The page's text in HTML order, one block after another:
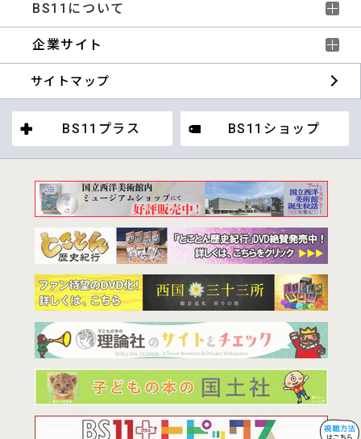
BS11について
企業サイト
サイトマップ
BS11プラス BS11ショップ